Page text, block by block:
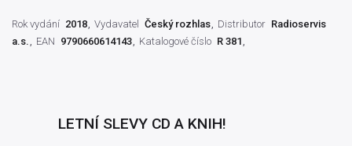
Rok vydání 2018 Vydavatel Český rozhlas Distributor Radioservis
a.s.
EAN 9790660614143 Katalogové číslo R 381
LETNÍ SLEVY CD A KNIH!